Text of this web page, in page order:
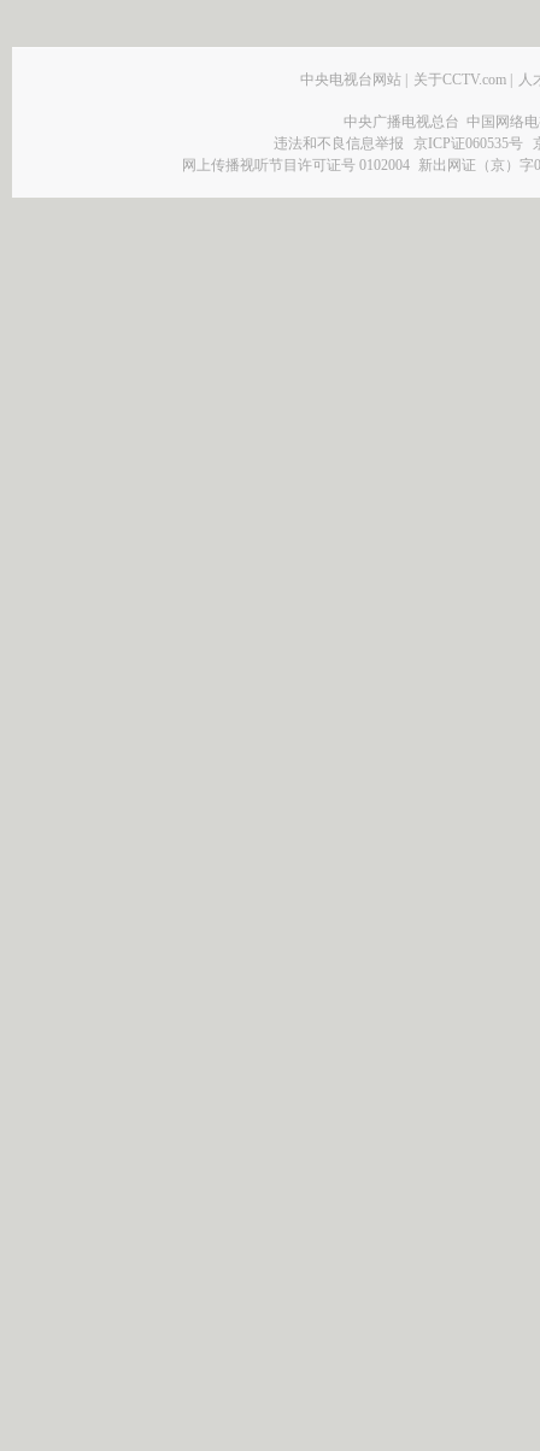
中央电视台网站 关于CCTV.com 人
中央广播电视总台 中国网络
违法和不良信息举报
京ICP证060535号
网上传播视听节目许可证号 0102004 新出网证（京）